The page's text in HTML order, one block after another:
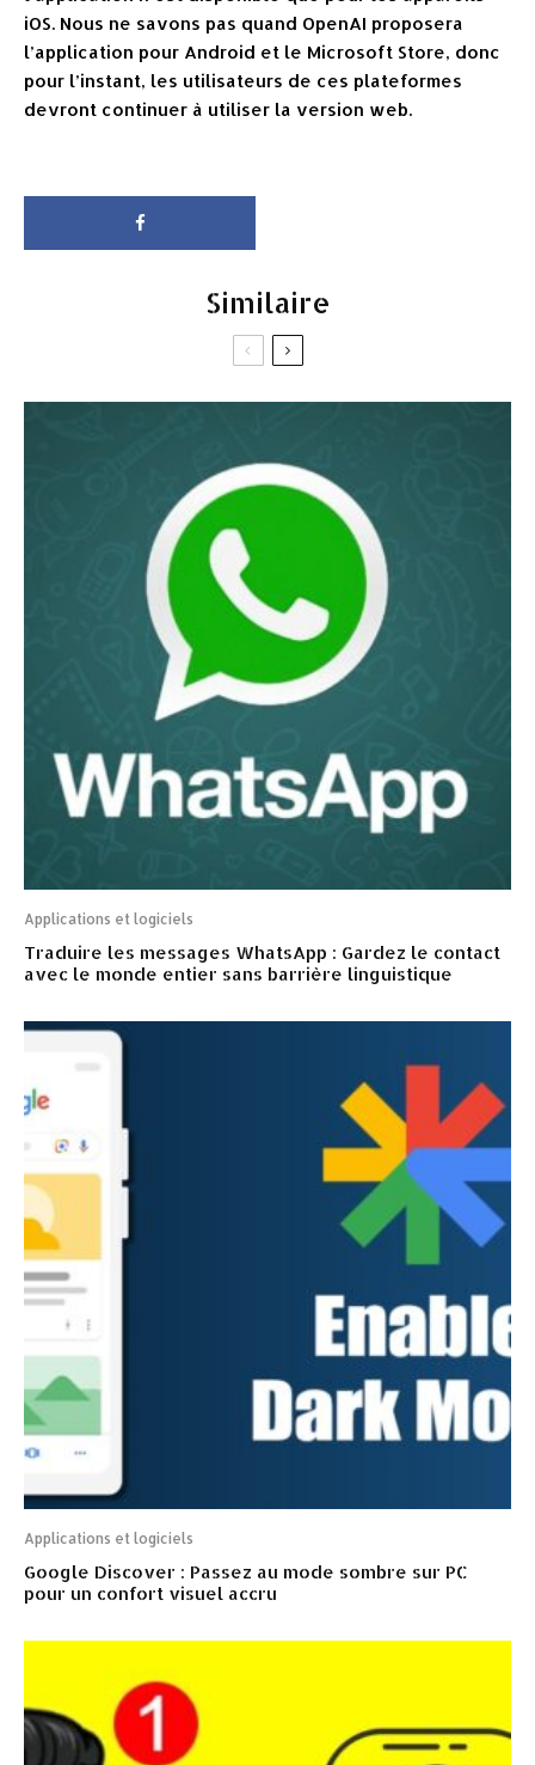
iOS. Nous ne savons pas quand OpenAI proposera
l’application pour Android et le Microsoft Store, donc
pour l’instant, les utilisateurs de ces plateformes
devront continuer à utiliser la version web.
Similaire
Applications et logiciels
Traduire les messages WhatsApp : Gardez le contact
avec le monde entier sans barrière linguistique
Applications et logiciels
Google Discover : Passez au mode sombre sur PC
pour un confort visuel accru